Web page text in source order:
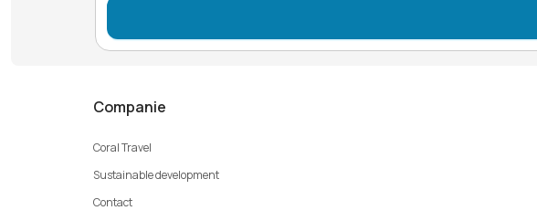
Companie
Coral Travel
Sustainable development
Contact